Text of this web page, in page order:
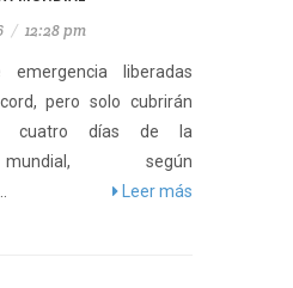
/ 12:28 pm
emergencia liberadas
pero solo cubrirán
cuatro días de la
según
Leer más